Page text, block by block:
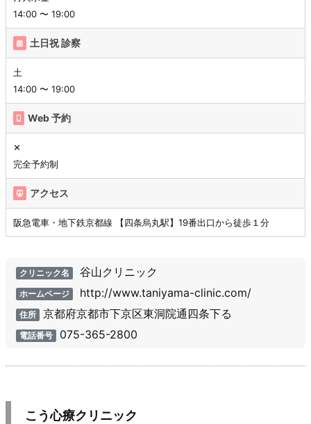
14:00 〜 19:00
土日祝 診察
土
14:00 〜 19:00
Web 予約
✕
完全予約制
アクセス
阪急電車・地下鉄京都線 【四条烏丸駅】19番出口から徒歩１分
クリニック名 谷山クリニック
ホームページ http://www.taniyama-clinic.com/
住所 京都府京都市下京区東洞院通四条下る
電話番号 075-365-2800
こう心療クリニック